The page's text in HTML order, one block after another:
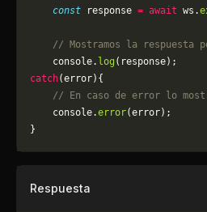
    const
response = await ws.
// Mostramos la respuesta
    console.
log (response);
catch(error){
// En caso de error lo
	console.
error(error);
}
Respuesta